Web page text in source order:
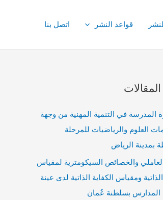
قواعد النشر اتصل بنا
المدرسة في التنمية المهنية من وجهة
العلوم والرياضيات للمرحلة
بمدينة الرياض
والخصائص السيكومترية لمقياس
ومقياس الكفاية الذاتية لدى عينة
المدارس بسلطنة عُمان